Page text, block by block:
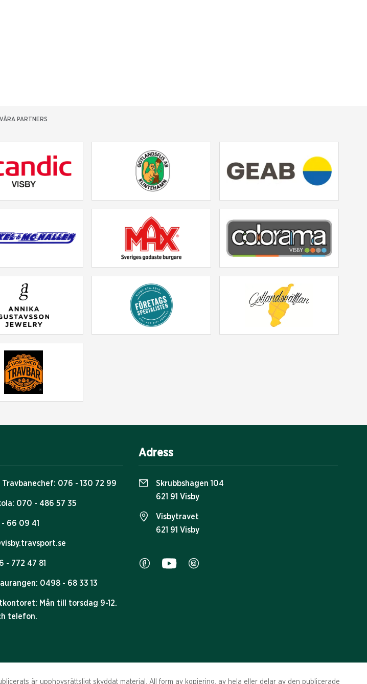
VÅRA PARTNERS
Travbanechef: 076 - 130 72 99
070 - 486 57 35
66 09 41
- 772 47 81
0498 - 68 33 13
Mån till torsdag 9-12.
telefon.
Adress
Skrubbshagen 104
621 91 Visby
Visbytravet
621 91 Visby
är upphovsrättsligt skyddat material. All form av kopiering, av hela eller delar av den publicerade